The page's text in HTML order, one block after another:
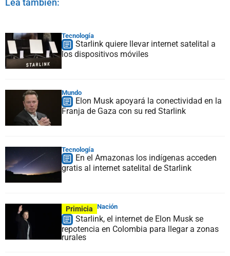
Tecnología
Starlink quiere llevar internet satelital a
los dispositivos móviles
Mundo
Elon Musk apoyará la conectividad en la
Franja de Gaza con su red Starlink
Tecnología
En el Amazonas los indígenas acceden
gratis al internet satelital de Starlink
Primicia Nación
Starlink, el internet de Elon Musk se
repotencia en Colombia para llegar a zonas
rurales